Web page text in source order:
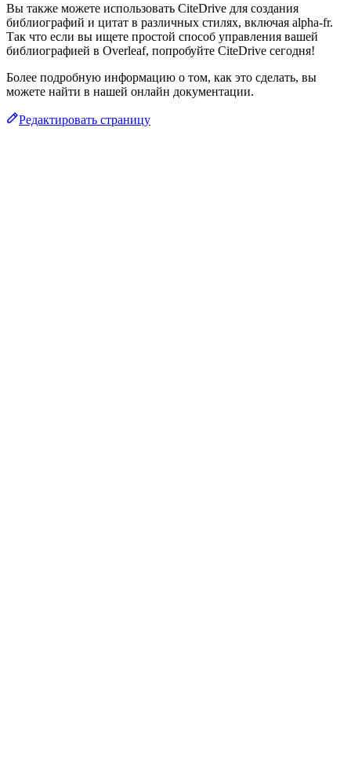
Вы также можете использовать CiteDrive для создания
библиографий и цитат в различных стилях, включая alpha-fr.
Так что если вы ищете простой способ управления вашей
библиографией в Overleaf, попробуйте CiteDrive сегодня!
Более подробную информацию о том, как это сделать, вы
можете найти в нашей онлайн документации.
Редактировать страницу